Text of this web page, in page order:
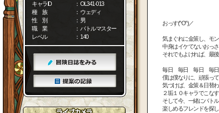
キャラID
： OL341-013
種 族
： ウェディ
性 別
： 男
職 業
： バトルマスター
レベル
： 140
おっす(^O^)／
気まぐれに金策し、モ
中身はイケてないおっ
それでもよければ、最
毎日 毎日 毎日 毎日
僕は僕なりに、頑張っ
気づけば、金策＆日替
２垢１０キャラでこな
そして今、一緒にバト
楽しめるフレンドを探